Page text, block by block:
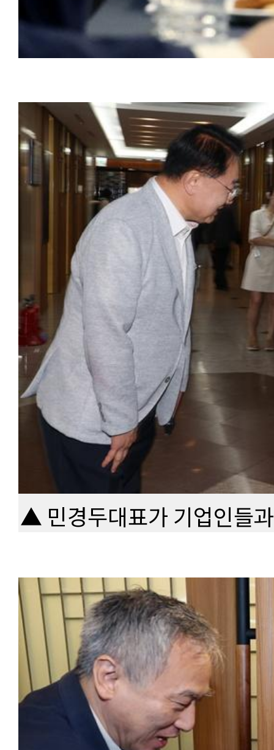
▲ 민경두대표가 기업인들